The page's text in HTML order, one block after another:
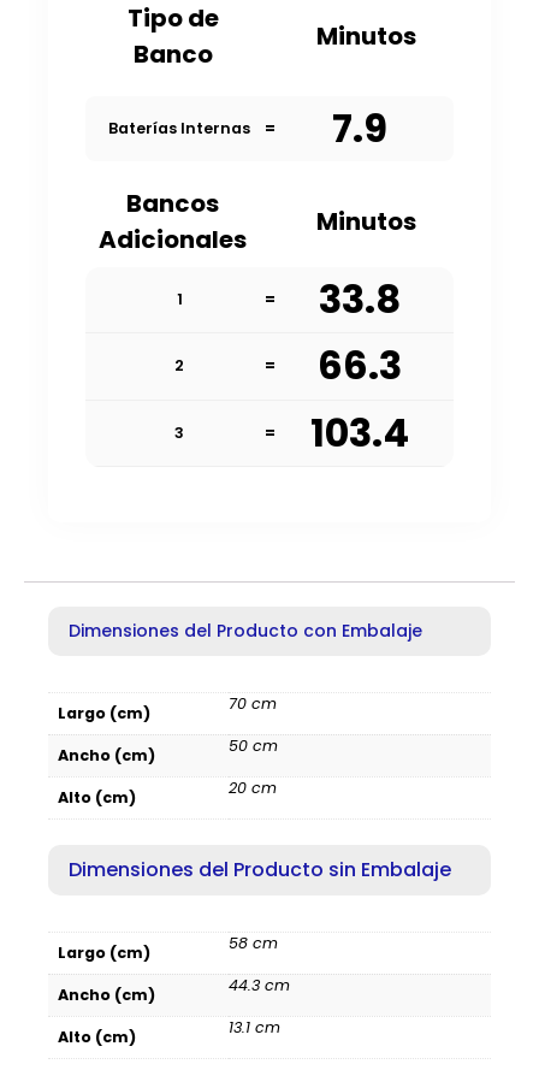
Tipo de
Banco
Minutos
Baterías Internas = 7.9
Bancos
Adicionales
Minutos
1 = 33.8
2 = 66.3
3 = 103.4
Dimensiones del Producto con Embalaje
Largo (cm) 70 cm
Ancho (cm) 50 cm
Alto (cm) 20 cm
Dimensiones del Producto sin Embalaje
Largo (cm) 58 cm
Ancho (cm) 44.3 cm
Alto (cm) 13.1 cm